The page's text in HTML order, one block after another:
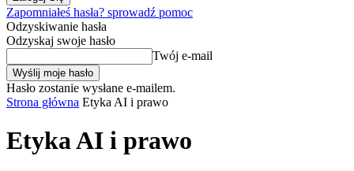
Zapomniałeś hasła? sprowadź pomoc
Odzyskiwanie hasła
Odzyskaj swoje hasło
Twój e-mail
Hasło zostanie wysłane e-mailem.
Strona główna Etyka AI i prawo
Etyka AI i prawo